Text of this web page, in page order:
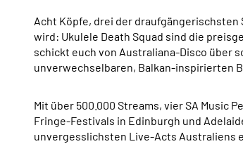
Acht Köpfe, drei der draufgängerischsten
wird: Ukulele Death Squad sind die
schickt euch von Australiana-Disco über
unverwechselbaren, Balkan-inspirierten
Mit über 500.000 Streams, vier SA Music
Fringe-Festivals in Edinburgh und
unvergesslichsten Live-Acts Australiens